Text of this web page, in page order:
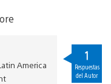
America
1
Respuestas
del Autor